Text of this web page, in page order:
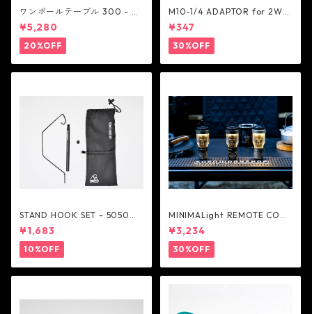
ワンポールテーブル 300 - be
lmont
¥5,280
20%OFF
M10-1/4 ADAPTOR for 2WA
Y STAND - 5050WORKSHOP
¥347
30%OFF
STAND HOOK SET - 5050W
ORKSHOP
¥1,683
10%OFF
MINIMALight REMOTE CONT
ROL 2.0 - 5050WORKSHOP
¥3,234
30%OFF